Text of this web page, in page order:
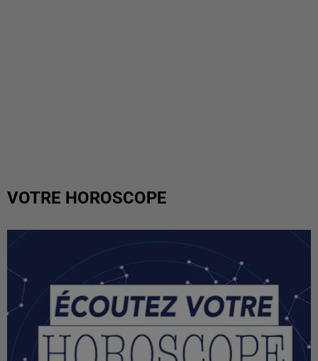
VOTRE HOROSCOPE